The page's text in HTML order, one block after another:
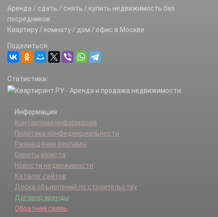
Аренда / сдать / снять / купить недвижимость без
посредников.
Квартиру / комнату / дом / офис в Москве
Поделиться:
Статистика:
Информация:
Контактная информация
Политика конфиденциальности
Размещение рекламы
Советы юриста
Новости недвижимости
Каталог сайтов
Доска объявлений по строительству
Договор аренды
Обратная связь